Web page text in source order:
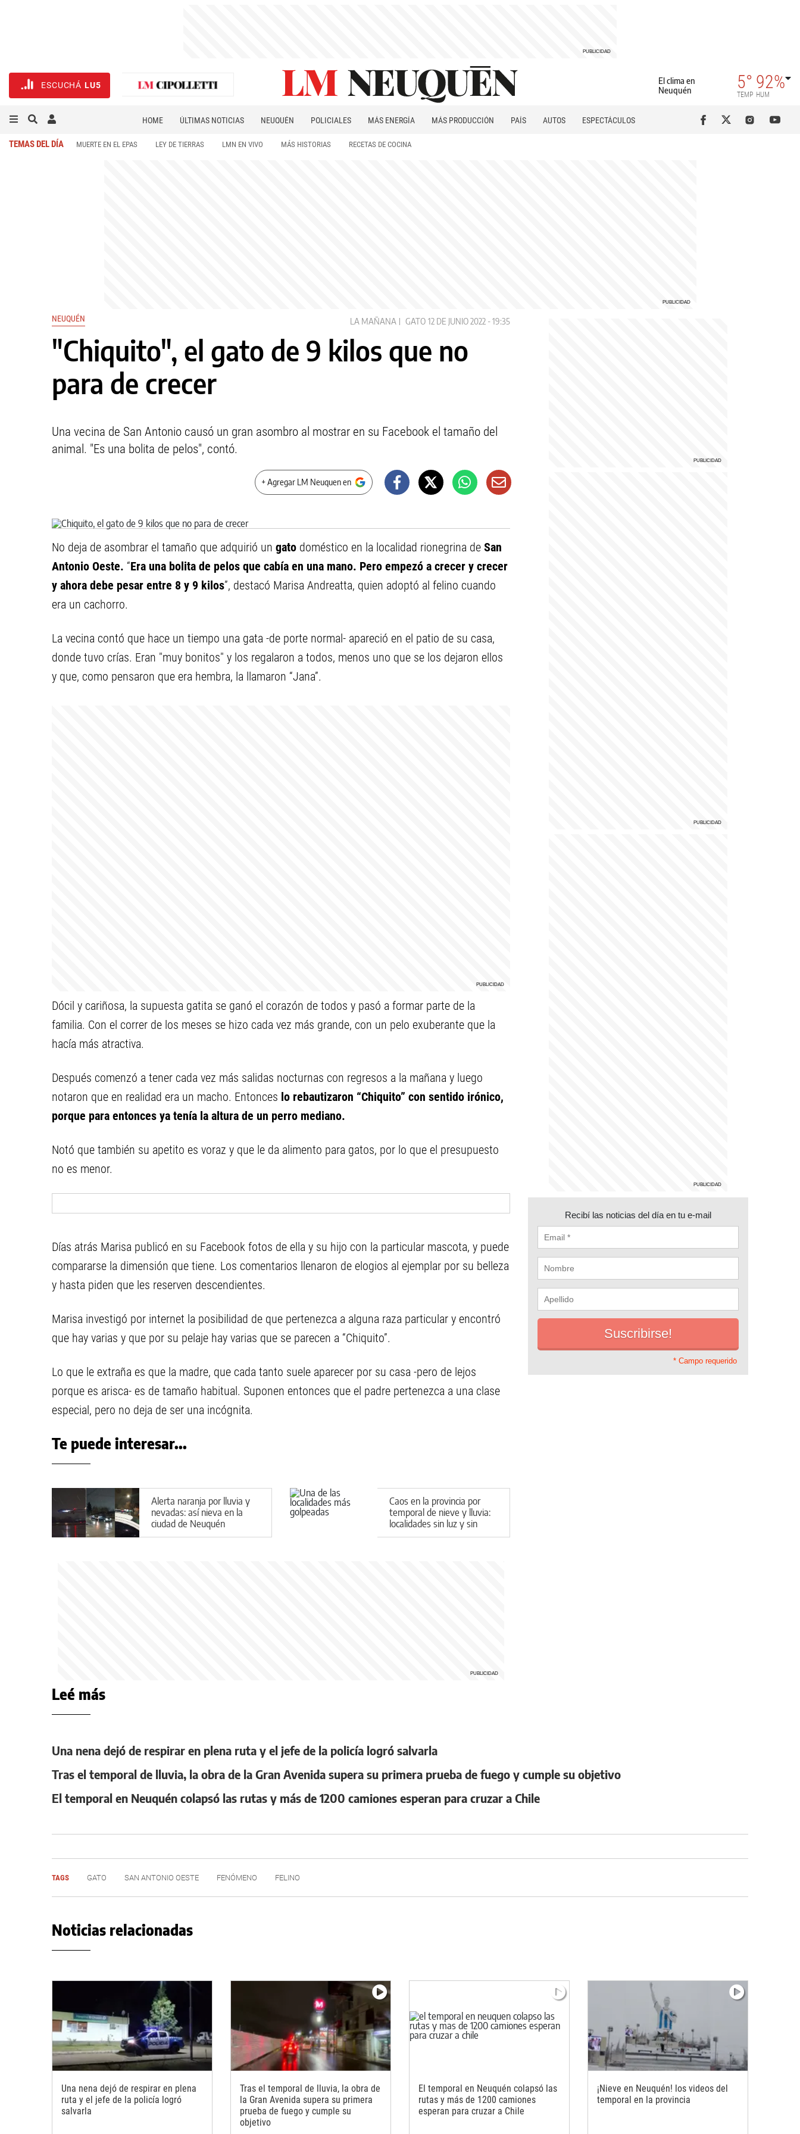
ESCUCHÁ LU5
El clima en
Neuquén
5°
TEMP
92%
HUM
HOME ÚLTIMAS NOTICIAS NEUQUÉN POLICIALES MÁS ENERGÍA MÁS PRODUCCIÓN PAÍS AUTOS
ESPECTÁCULOS
TEMAS DEL DÍA MUERTE EN EL EPAS LEY DE TIERRAS LMN EN VIVO MÁS HISTORIAS RECETAS DE COCINA
NEUQUÉN LA MAÑANA GATO 12 DE JUNIO 2022 - 19:35
"Chiquito", el gato de 9 kilos que no
para de crecer
Una vecina de San Antonio causó un gran asombro al mostrar en su Facebook el tamaño del
animal. "Es una bolita de pelos", contó.
+ Agregar LM Neuquen en
No deja de asombrar el tamaño que adquirió un gato doméstico en la localidad rionegrina de San
Antonio Oeste. “Era una bolita de pelos que cabía en una mano. Pero empezó a crecer y crecer
y ahora debe pesar entre 8 y 9 kilos”, destacó Marisa Andreatta, quien adoptó al felino cuando
era un cachorro.
La vecina contó que hace un tiempo una gata -de porte normal- apareció en el patio de su casa,
donde tuvo crías. Eran "muy bonitos" y los regalaron a todos, menos uno que se los dejaron ellos
y que, como pensaron que era hembra, la llamaron “Jana”.
Dócil y cariñosa, la supuesta gatita se ganó el corazón de todos y pasó a formar parte de la
familia. Con el correr de los meses se hizo cada vez más grande, con un pelo exuberante que la
hacía más atractiva.
Después comenzó a tener cada vez más salidas nocturnas con regresos a la mañana y luego
notaron que en realidad era un macho. Entonces lo rebautizaron “Chiquito” con sentido irónico,
porque para entonces ya tenía la altura de un perro mediano.
Notó que también su apetito es voraz y que le da alimento para gatos, por lo que el presupuesto
no es menor.
Días atrás Marisa publicó en su Facebook fotos de ella y su hijo con la particular mascota, y puede
compararse la dimensión que tiene. Los comentarios llenaron de elogios al ejemplar por su belleza
y hasta piden que les reserven descendientes.
Marisa investigó por internet la posibilidad de que pertenezca a alguna raza particular y encontró
que hay varias y que por su pelaje hay varias que se parecen a “Chiquito”.
Lo que le extraña es que la madre, que cada tanto suele aparecer por su casa -pero de lejos
porque es arisca- es de tamaño habitual. Suponen entonces que el padre pertenezca a una clase
especial, pero no deja de ser una incógnita.
Te puede interesar...
Alerta naranja por lluvia y
nevadas: así nieva en la
ciudad de Neuquén
Caos en la provincia por
temporal de nieve y lluvia:
localidades sin luz y sin
clases
Recibí las noticias del día en tu e-mail
* Campo requerido
Leé más
Una nena dejó de respirar en plena ruta y el jefe de la policía logró salvarla
Tras el temporal de lluvia, la obra de la Gran Avenida supera su primera prueba de fuego y cumple su objetivo
El temporal en Neuquén colapsó las rutas y más de 1200 camiones esperan para cruzar a Chile
TAGS GATO SAN ANTONIO OESTE FENÓMENO FELINO
Noticias relacionadas
Una nena dejó de respirar en plena
ruta y el jefe de la policía logró
salvarla
Tras el temporal de lluvia, la obra de
la Gran Avenida supera su primera
prueba de fuego y cumple su
objetivo
El temporal en Neuquén colapsó las
rutas y más de 1200 camiones
esperan para cruzar a Chile
¡Nieve en Neuquén! los videos del
temporal en la provincia